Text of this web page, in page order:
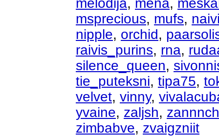
melodija, mena,
msprecious, mufs,
nipple, orchid,
raivis_purins, rna,
silence_queen,
tie_puteksni, tipa75,
velvet, vinny,
yvaine, zaljsh, zannnch
zimbabve, zvaigzniit